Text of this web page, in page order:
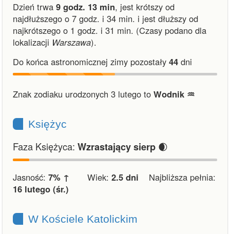
Dzień trwa 9 godz. 13 min, jest krótszy od
najdłuższego o 7 godz. i 34 min. i jest dłuższy od
najkrótszego o 1 godz. i 31 min. (Czasy podano dla
lokalizacji Warszawa).
Do końca astronomicznej zimy pozostały 44 dni
Znak zodiaku urodzonych 3 lutego to Wodnik ♒︎
Księżyc
Faza Księżyca: Wzrastający sierp 🌒
Jasność: 7% ↑ Wiek: 2.5 dni Najbliższa pełnia:
16 lutego (śr.)
W Kościele Katolickim